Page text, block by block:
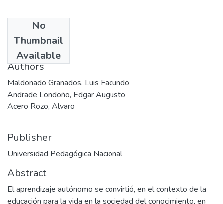
No
Thumbnail
Available
1995-07
Authors
Maldonado Granados, Luis Facundo
Andrade Londoño, Edgar Augusto
Acero Rozo, Alvaro
Publisher
Universidad Pedagógica Nacional
Abstract
El aprendizaje autónomo se convirtió, en el contexto de la
educación para la vida en la sociedad del conocimiento, en